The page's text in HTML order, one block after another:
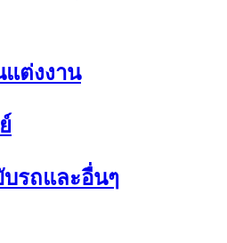
ต่งงาน
บรถและอื่นๆ